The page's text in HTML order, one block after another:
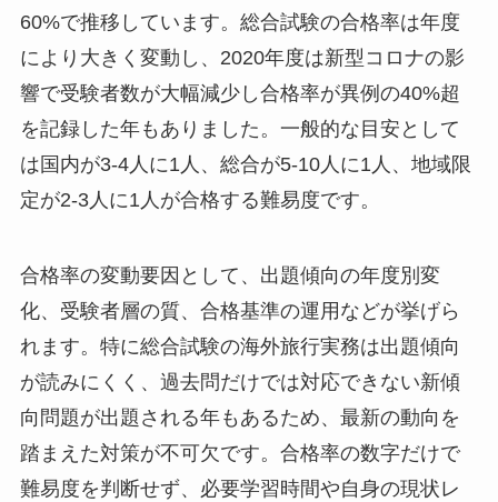
60%で推移しています。総合試験の合格率は年度
により大きく変動し、2020年度は新型コロナの影
響で受験者数が大幅減少し合格率が異例の40%超
を記録した年もありました。一般的な目安として
は国内が3-4人に1人、総合が5-10人に1人、地域限
定が2-3人に1人が合格する難易度です。
合格率の変動要因として、出題傾向の年度別変
化、受験者層の質、合格基準の運用などが挙げら
れます。特に総合試験の海外旅行実務は出題傾向
が読みにくく、過去問だけでは対応できない新傾
向問題が出題される年もあるため、最新の動向を
踏まえた対策が不可欠です。合格率の数字だけで
難易度を判断せず、必要学習時間や自身の現状レ